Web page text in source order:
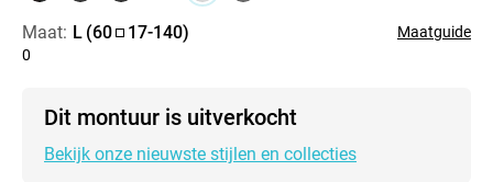
Maat: L (60 17-140)
Maatguide
0
Dit montuur is uitverkocht
Bekijk onze nieuwste stijlen en collecties